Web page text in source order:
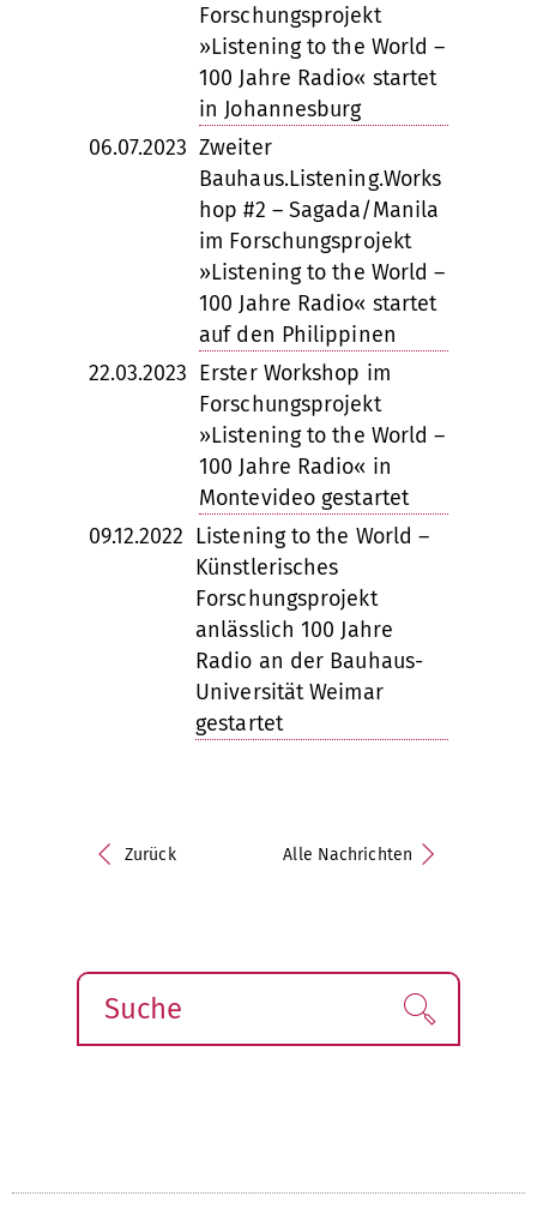
Forschungsprojekt
»Listening to the World –
100 Jahre Radio« startet
in Johannesburg
06.07.2023 Zweiter
Bauhaus.Listening.Works
hop #2 – Sagada/Manila
im Forschungsprojekt
»Listening to the World –
100 Jahre Radio« startet
auf den Philippinen
22.03.2023 Erster Workshop im
Forschungsprojekt
»Listening to the World –
100 Jahre Radio« in
Montevideo gestartet
09.12.2022 Listening to the World –
Künstlerisches
Forschungsprojekt
anlässlich 100 Jahre
Radio an der Bauhaus-
Universität Weimar
gestartet
Zurück Alle Nachrichten
Suche Finden!